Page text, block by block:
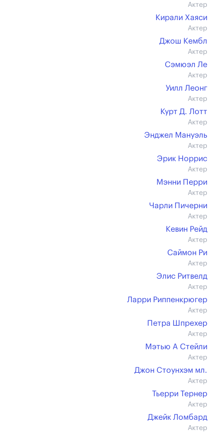
Актер
Кирали Хаяси
Актер
Джош Кембл
Актер
Сэмюэл Ле
Актер
Уилл Леонг
Актер
Курт Д. Лотт
Актер
Энджел Мануэль
Актер
Эрик Норрис
Актер
Мэнни Перри
Актер
Чарли Пичерни
Актер
Кевин Рейд
Актер
Саймон Ри
Актер
Элис Ритвелд
Актер
Ларри Риппенкрюгер
Актер
Петра Шпрехер
Актер
Мэтью А Стейли
Актер
Джон Стоунхэм мл.
Актер
Тьерри Тернер
Актер
Джейк Ломбард
Актер